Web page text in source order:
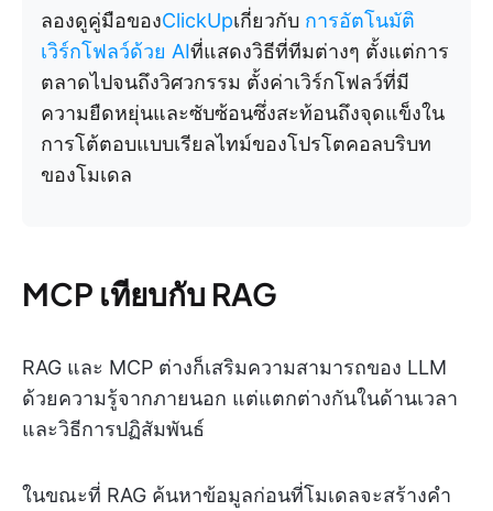
ลองดูคู่มือของClickUpเกี่ยวกับ การอัตโนมัติ
เวิร์กโฟลว์ด้วย AIที่แสดงวิธีที่ทีมต่างๆ ตั้งแต่การ
ตลาดไปจนถึงวิศวกรรม ตั้งค่าเวิร์กโฟลว์ที่มี
ความยืดหยุ่นและซับซ้อนซึ่งสะท้อนถึงจุดแข็งใน
การโต้ตอบแบบเรียลไทม์ของโปรโตคอลบริบท
ของโมเดล
MCP เทียบกับ RAG
RAG และ MCP ต่างก็เสริมความสามารถของ LLM
ด้วยความรู้จากภายนอก แต่แตกต่างกันในด้านเวลา
และวิธีการปฏิสัมพันธ์
ในขณะที่ RAG ค้นหาข้อมูลก่อนที่โมเดลจะสร้างคำ